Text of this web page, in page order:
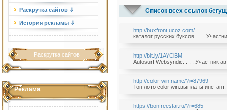
Раскрутка сайтов ⇓
История рекламы ⇓
Раскрутка сайтов
Реклама
Список всех ссылок
http://buxfront.ucoz.com/
каталог русских буксов. . . .
http://bit.ly/1AYClBM
Autosurf Websyndic. . . . Участник
http://color-win.name/?i=87969
Топ лото color win.выплаты
https://bonfreestar.ru/?r=685